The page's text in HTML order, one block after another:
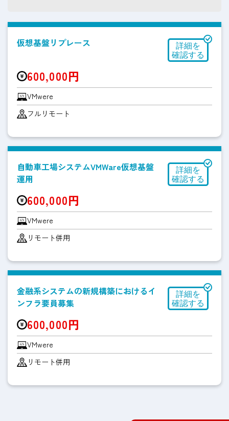
仮想基盤リプレース
600,000円
VMwere
フルリモート
自動車工場システムVMWare仮想基盤
運用
600,000円
VMwere
リモート併用
金融系システムの新規構築におけるイ
ンフラ要員募集
600,000円
VMwere
リモート併用